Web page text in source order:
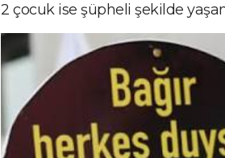
2 çocuk ise şüpheli şekilde